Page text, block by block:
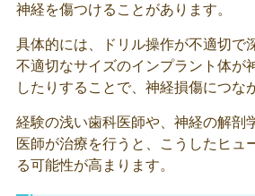
神経を傷つけることがあります。
具体的には、ドリル操作が不適切で
不適切なサイズのインプラント体が
したりすることで、神経損傷につな
経験の浅い歯科医師や、神経の解剖
医師が治療を行うと、こうしたヒュ
る可能性が高まります。